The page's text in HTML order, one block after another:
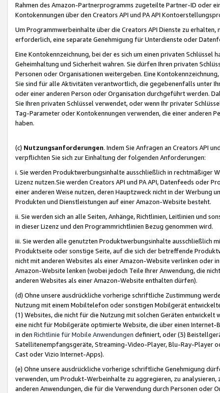
Rahmen des Amazon-Partnerprogramms zugeteilte Partner-ID oder
Kontokennungen über den Creators API und PA API
Um Programmwerbeinhalte über die Creators API Dienste zu
erforderlich, eine separate Genehmigung für Unterdienste oder
Eine Kontokennzeichnung, bei der es sich um einen privaten
Geheimhaltung und Sicherheit wahren. Sie dürfen Ihren privaten
Personen oder Organisationen weitergeben. Eine
Sie sind für alle Aktivitäten verantwortlich, die gegebenenfalls unter
oder einer anderen Person oder Organisation durchgeführt werden.
Sie Ihren privaten Schlüssel verwendet, oder wenn Ihr privater
Tag-Parameter oder Kontokennungen verwenden, die einer anderen
haben.
(c) Nutzungsanforderungen. Indem Sie Anfragen an Creators API
verpflichten Sie sich zur Einhaltung der folgenden Anforderungen:
i. Sie werden Produktwerbungsinhalte ausschließlich in rechtmäßiger
Lizenz nutzen.Sie werden Creators API und PA API, Datenfeeds oder
einer anderen Weise nutzen, deren Hauptzweck nicht in der Werbung
Produkten und Dienstleistungen auf einer Amazon-Website besteht.
ii. Sie werden sich an alle Seiten, Anhänge, Richtlinien, Leitlinien und
in dieser Lizenz und den Programmrichtlinien Bezug genommen wird.
iii. Sie werden alle genutzten Produktwerbungsinhalte ausschließlich
Produktseite oder sonstige Seite, auf die sich der betreffende
nicht mit anderen Websites als einer Amazon-Website verlinken oder
Amazon-Website lenken (wobei jedoch Teile Ihrer Anwendung, die
anderen Websites als einer Amazon-Website enthalten dürfen).
(d) Ohne unsere ausdrückliche vorherige schriftliche Zustimmung
Nutzung mit einem Mobiltelefon oder sonstigen Mobilgerät
(1) Websites, die nicht für die Nutzung mit solchen Geräten
eine nicht für Mobilgeräte optimierte Website, die über einen
in den Richtlinie für Mobile Anwendungen definiert, oder (3)
Satellitenempfangsgeräte, Streaming-Video-Player, Blu-Ray-Player
Cast oder Vizio Internet-Apps).
(e) Ohne unsere ausdrückliche vorherige schriftliche Genehmigung
verwenden, um Produkt-Werbeinhalte zu aggregieren, zu
anderen Anwendungen, die für die Verwendung durch Personen